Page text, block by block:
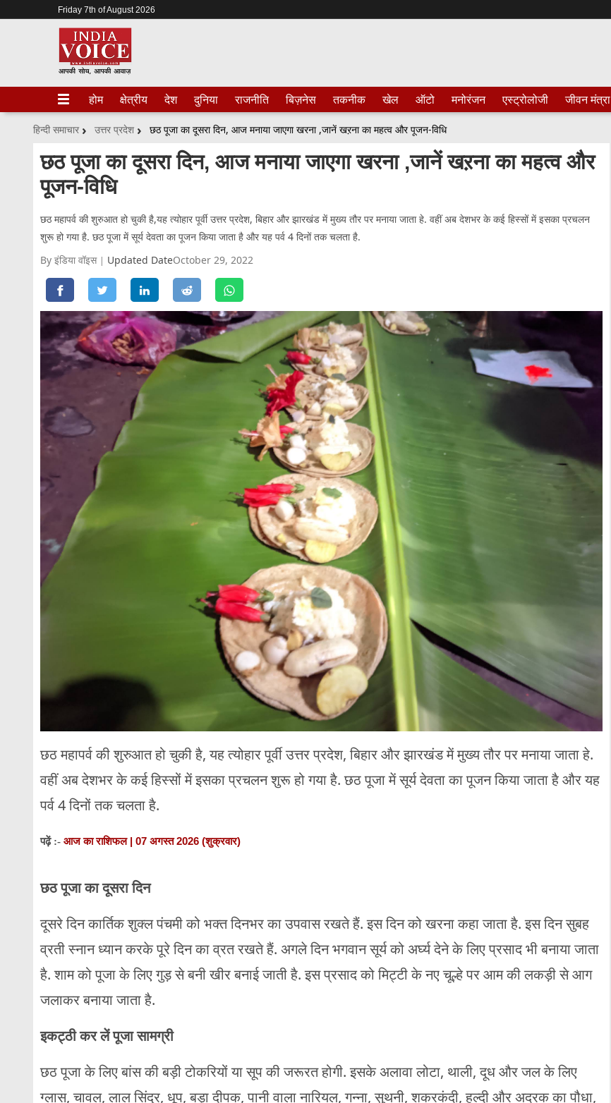
Friday 7th of August 2026
होम क्षेत्रीय देश दुनिया राजनीति बिज़नेस तकनीक खेल ऑटो मनोरंजन एस्ट्रोलोजी जीवन मंत्रा
हिन्दी समाचार उत्तर प्रदेश छठ पूजा का दूसरा दिन, आज मनाया जाएगा खरना ,जानें खऱना का महत्व और पूजन-विधि
छठ पूजा का दूसरा दिन, आज मनाया जाएगा खरना ,जानें खऱना का महत्व और
पूजन-विधि
छठ महापर्व की शुरुआत हो चुकी है,यह त्योहार पूर्वी उत्तर प्रदेश, बिहार और झारखंड में मुख्य तौर पर मनाया जाता हे. वहीं अब देशभर के कई हिस्सों में इसका प्रचलन
शुरू हो गया है. छठ पूजा में सूर्य देवता का पूजन किया जाता है और यह पर्व 4 दिनों तक चलता है.
By इंडिया वॉइस
Updated DateOctober 29, 2022
छठ महापर्व की शुरुआत हो चुकी है, यह त्योहार पूर्वी उत्तर प्रदेश, बिहार और झारखंड में मुख्य तौर पर मनाया जाता हे.
वहीं अब देशभर के कई हिस्सों में इसका प्रचलन शुरू हो गया है. छठ पूजा में सूर्य देवता का पूजन किया जाता है और यह
पर्व 4 दिनों तक चलता है.
पढ़ें :- आज का राशिफल | 07 अगस्त 2026 (शुक्रवार)
छठ पूजा का दूसरा दिन
दूसरे दिन कार्तिक शुक्ल पंचमी को भक्त दिनभर का उपवास रखते हैं. इस दिन को खरना कहा जाता है. इस दिन सुबह
व्रती स्नान ध्यान करके पूरे दिन का व्रत रखते हैं. अगले दिन भगवान सूर्य को अर्घ्य देने के लिए प्रसाद भी बनाया जाता
है. शाम को पूजा के लिए गुड़ से बनी खीर बनाई जाती है. इस प्रसाद को मिट्टी के नए चूल्हे पर आम की लकड़ी से आग
जलाकर बनाया जाता है.
इकट्ठी कर लें पूजा सामग्री
छठ पूजा के लिए बांस की बड़ी टोकरियों या सूप की जरूरत होगी. इसके अलावा लोटा, थाली, दूध और जल के लिए
ग्लास, चावल, लाल सिंदूर, धूप, बड़ा दीपक, पानी वाला नारियल, गन्ना, सुथनी, शकरकंदी, हल्दी और अदरक का पौधा,